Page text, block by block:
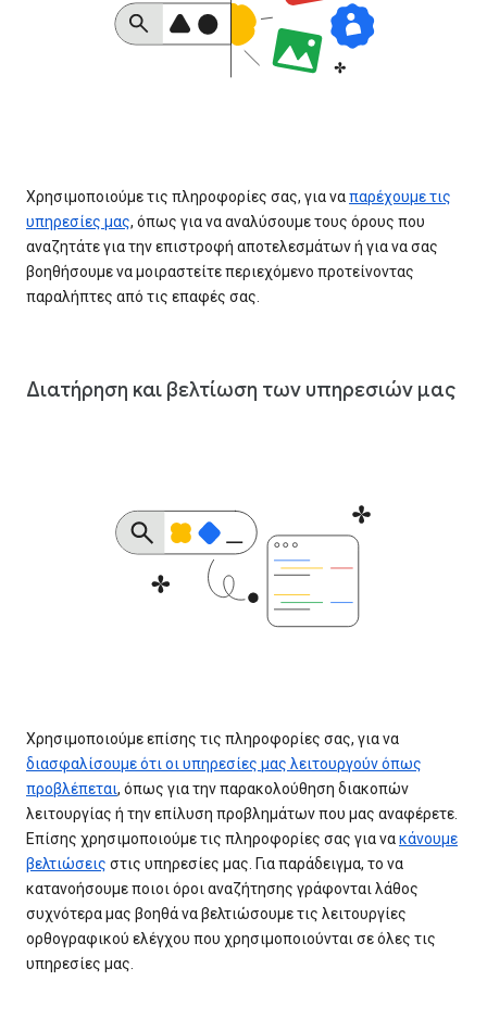
Χρησιμοποιούμε τις πληροφορίες σας, για ναπαρέχουμε τις
υπηρεσίες μας, όπως για να αναλύσουμε τους όρους που
αναζητάτε για την επιστροφή αποτελεσμάτων ή για να σας
βοηθήσουμε να μοιραστείτε περιεχόμενο προτείνοντας
παραλήπτες από τις επαφές σας.
Διατήρηση και βελτίωση των υπηρεσιών μας
Χρησιμοποιούμε επίσης τις πληροφορίες σας, για να
διασφαλίσουμε ότι οι υπηρεσίες μας λειτουργούν όπως
προβλέπεται, όπως για την παρακολούθηση διακοπών
λειτουργίας ή την επίλυση προβλημάτων που μας αναφέρετε.
Επίσης χρησιμοποιούμε τις πληροφορίες σας για νακάνουμε
βελτιώσεις στις υπηρεσίες μας. Για παράδειγμα, το να
κατανοήσουμε ποιοι όροι αναζήτησης γράφονται λάθος
συχνότερα μας βοηθά να βελτιώσουμε τις λειτουργίες
ορθογραφικού ελέγχου που χρησιμοποιούνται σε όλες τις
υπηρεσίες μας.